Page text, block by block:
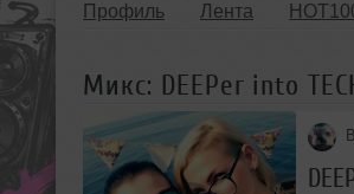
Профиль Лента
Микс: DEEPer into